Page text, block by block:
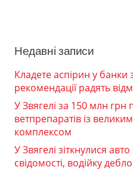
Недавні записи
Кладете аспірин у банки
рекомендації радять
У Звягелі за 150 млн
ветпрепаратів із
комплексом
У Звягелі зіткнулися
свідомості, водійку